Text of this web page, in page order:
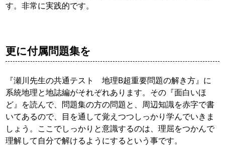
す。非常に実践的です。
更に付属問題集を
『瀬川先生の共通テスト 地理B超重要問題の解き方』に
系統地理と地誌編がそれぞれあります。その『面白いほ
ど』を読んで、問題集の方の問題と、周辺知識を赤字で書
いてあるので、目を通して覚えつつしっかり学んでいきま
しょう。ここでしっかりと意識するのは、理屈をつかんで
理解して自分で解けるようにするという事です。